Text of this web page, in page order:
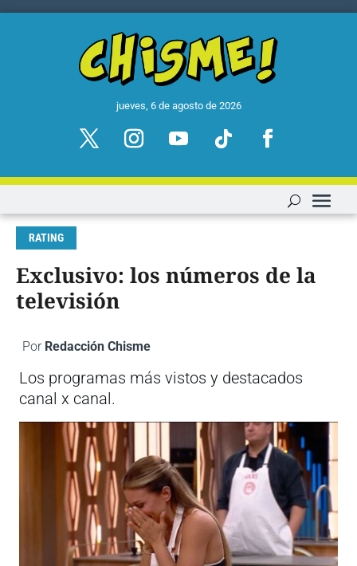
jueves, 6 de agosto de 2026
RATING
Exclusivo: los números de la
televisión
Por Redacción Chisme
Los programas más vistos y destacados
canal x canal.